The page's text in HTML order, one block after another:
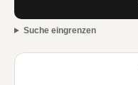
Suche eingrenzen